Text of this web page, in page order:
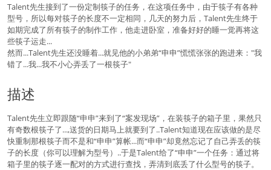
Talent先生接到了一份定制筷子的任务，在这项任务中，由于筷子有各种
型号，所以每对筷子的长度不一定相同，几天的努力后，Talent先生终于
如期完成了所有筷子的制作工作，他走进卧室，准备好好的睡一觉再将这
些筷子运走...
然而...Talent先生还没睡着...就见他的小弟弟“申申”慌慌张张的跑进来："我
错了...我...我不小心弄丢了一根筷子"
描述
Talent先生立即跟随“申申”来到了“案发现场”，在装筷子的箱子里，果然只
有奇数根筷子了...,送货的日期马上就要到了..Talent知道现在应该做的是尽
快重制那根筷子而不是和“申申”算帐...而“申申”却竟然忘记了自己弄丢的筷
子的长度（你可以理解为型号）..于是Talent给了“申申”一个任务：通过将
箱子里的筷子逐一配对的方式进行查找，弄清到底丢了什么型号的筷子。